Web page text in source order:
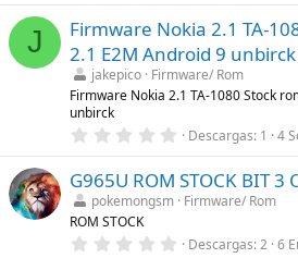
0
0
e
s
t
r
e
s
)
J
Firmware Nokia 2.1 TA-
2.1 E2M Android 9 unbirck
jakepico Firmware/ Rom
Firmware Nokia 2.1 TA-1080 Stock
unbirck
0
0
0
e
r
Descargas 1 4
G965U ROM STOCK BIT 3
pokemongsm Firmware/ Rom
ROM STOCK
0 Descargas 2 6